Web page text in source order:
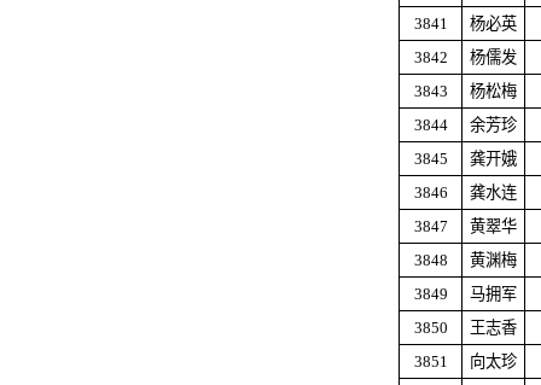
3841
杨必英
3842
杨儒发
3843
杨松梅
3844
余芳珍
3845
龚开娥
3846
龚水连
3847
黄翠华
3848
黄渊梅
3849
马拥军
3850
王志香
3851
向太珍